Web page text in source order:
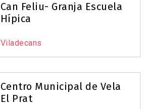
OpenStreetMap
Can Feliu- Granja Escuela
Hípica
Viladecans
Centro Municipal de Vela
El Prat